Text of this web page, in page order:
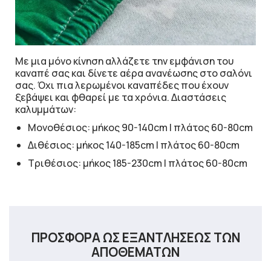
Με μια μόνο κίνηση αλλάζετε την εμφάνιση του
καναπέ σας και δίνετε αέρα ανανέωσης στο σαλόνι
σας. Όχι πια λερωμένοι καναπέδες που έχουν
ξεβάψει και φθαρεί με τα χρόνια. Διαστάσεις
καλυμμάτων:
Μονοθέσιος: μήκος 90-140cm | πλάτος 60-80cm
Διθέσιος: μήκος 140-185cm | πλάτος 60-80cm
Τριθέσιος: μήκος 185-230cm | πλάτος 60-80cm
ΠΡΟΣΦΟΡΑ ΩΣ ΕΞΑΝΤΛΗΣΕΩΣ ΤΩΝ
ΑΠΟΘΕΜΑΤΩΝ